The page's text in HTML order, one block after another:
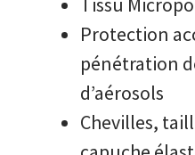
Protection
pénétration
d’aérosols
Chevilles,